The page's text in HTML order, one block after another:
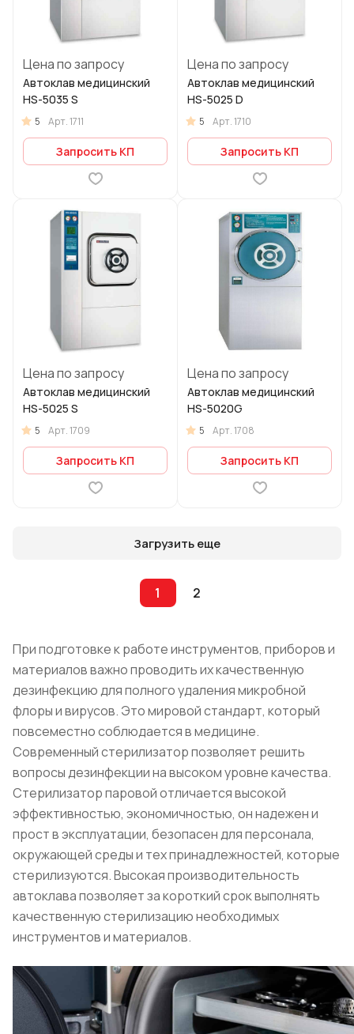
Цена по запросу
Автоклав медицинский
HS-5035 S
5 Арт.1711
Запросить КП
Цена по запросу
Автоклав медицинский
HS-5025 D
5 Арт.1710
Запросить КП
Цена по запросу
Автоклав медицинский
HS-5025 S
5 Арт.1709
Запросить КП
Цена по запросу
Автоклав медицинский
HS-5020G
5 Арт.1708
Запросить КП
Загрузить еще
1 2
При подготовке к работе инструментов, приборов и
материалов важно проводить их качественную
дезинфекцию для полного удаления микробной
флоры и вирусов. Это мировой стандарт, который
повсеместно соблюдается в медицине.
Современный стерилизатор позволяет решить
вопросы дезинфекции на высоком уровне качества.
Стерилизатор паровой отличается высокой
эффективностью, экономичностью, он надежен и
прост в эксплуатации, безопасен для персонала,
окружающей среды и тех принадлежностей, которые
стерилизуются. Высокая производительность
автоклава позволяет за короткий срок выполнять
качественную стерилизацию необходимых
инструментов и материалов.